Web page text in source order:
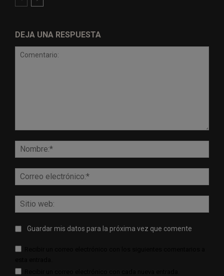
DEJA UNA RESPUESTA
Guardar mis datos para la próxima vez que comente